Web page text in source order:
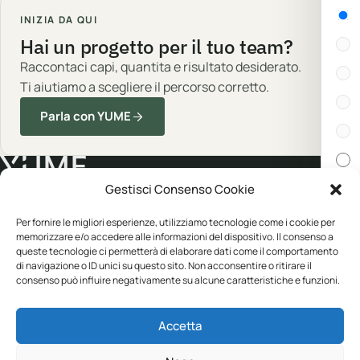
Gestisci Consenso Cookie
Per fornire le migliori esperienze, utilizziamo tecnologie come i cookie per
memorizzare e/o accedere alle informazioni del dispositivo. Il consenso a
queste tecnologie ci permetterà di elaborare dati come il comportamento
di navigazione o ID unici su questo sito. Non acconsentire o ritirare il
consenso può influire negativamente su alcune caratteristiche e funzioni.
Accetta
INIZIA DA QUI
Hai un progetto per il tuo team?
Raccontaci capi, quantita e risultato desiderato.
Ti aiutiamo a scegliere il percorso corretto.
Parla con YUME
Abbigliamento professionale, neutro o
personalizzato.
CATALOGO YUME
Personalizzazione